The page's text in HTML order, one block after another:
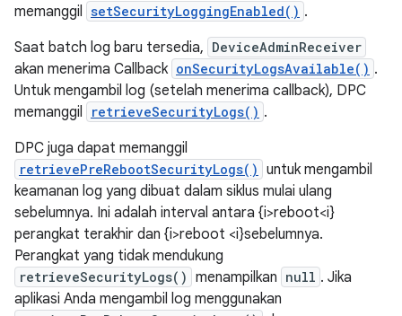
memanggil setSecurityLoggingEnabled() .
Saat batch log baru tersedia, DeviceAdminReceiver
akan menerima Callback onSecurityLogsAvailable() .
Untuk mengambil log (setelah menerima callback), DPC
memanggil
retrieveSecurityLogs() .
DPC juga dapat memanggil
retrievePreRebootSecurityLogs() untuk mengambil
keamanan log yang dibuat dalam siklus mulai ulang
sebelumnya. Ini adalah interval antara {i>reboot<i}
perangkat terakhir dan {i>reboot <i}sebelumnya.
Perangkat yang tidak mendukung
retrieveSecurityLogs() menampilkan null . Jika
aplikasi Anda mengambil log menggunakan